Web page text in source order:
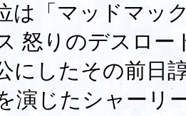
は「マッドマッ
怒りのデスロー
にしたその前日
演じたシャーリ